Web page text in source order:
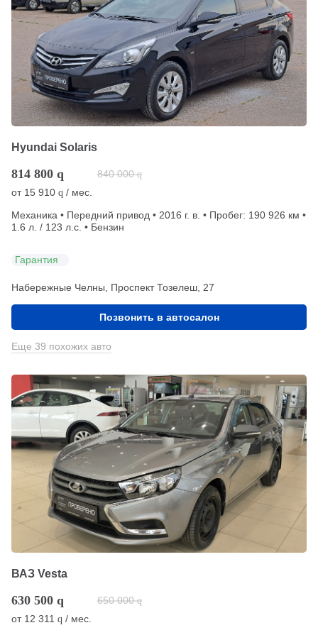
Hyundai Solaris
814 800 q 840 000 q
от 15 910 q / мес.
Механика • Передний привод • 2016 г. в. • Пробег: 190 926 км •
1.6 л. / 123 л.с. • Бензин
Гарантия
Набережные Челны, Проспект Тозелеш, 27
Позвонить в автосалон
Еще 39 похожих авто
ВАЗ Vesta
630 500 q 650 000 q
от 12 311 q / мес.